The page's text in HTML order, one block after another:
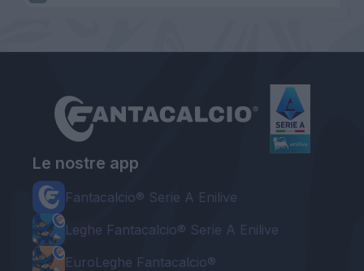
Le nostre app
Fantacalcio® Serie A Enilive
Leghe Fantacalcio® Serie A Enilive
EuroLeghe Fantacalcio®